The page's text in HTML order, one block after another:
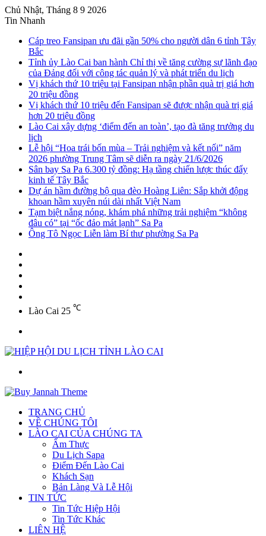
Chủ Nhật, Tháng 8 9 2026
Tin Nhanh
Cáp treo Fansipan ưu đãi gần 50% cho người dân 6 tỉnh Tây
Bắc
Tỉnh ủy Lào Cai ban hành Chỉ thị về tăng cường sự lãnh đạo
của Đảng đối với công tác quản lý và phát triển du lịch
Vị khách thứ 10 triệu tại Fansipan nhận phần quà trị giá hơn
20 triệu đồng
Vị khách thứ 10 triệu đến Fansipan sẽ được nhận quà trị giá
hơn 20 triệu đồng
Lào Cai xây dựng ‘điểm đến an toàn’, tạo đà tăng trưởng du
lịch
Lễ hội “Hoa trái bốn mùa – Trải nghiệm và kết nối” năm
2026 phường Trung Tâm sẽ diễn ra ngày 21/6/2026
Sân bay Sa Pa 6.300 tỷ đồng: Hạ tầng chiến lược thúc đẩy
kinh tế Tây Bắc
Dự án hầm đường bộ qua đèo Hoàng Liên: Sắp khởi động
khoan hầm xuyên núi dài nhất Việt Nam
Tạm biệt nắng nóng, khám phá những trải nghiệm “không
đâu có” tại “ốc đảo mát lạnh” Sa Pa
Ông Tô Ngọc Liễn làm Bí thư phường Sa Pa
Lào Cai 25 ℃
TRANG CHỦ
VỀ CHÚNG TÔI
LÀO CAI CỦA CHÚNG TA
Ẩm Thực
Du Lịch Sapa
Điểm Đến Lào Cai
Khách Sạn
Bản Làng Và Lễ Hội
TIN TỨC
Tin Tức Hiệp Hội
Tin Tức Khác
LIÊN HỆ